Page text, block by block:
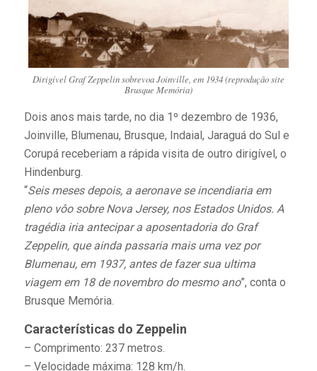
Dirigível Graf Zeppelin sobrevoa Joinville, em 1934 (reprodução site
Brusque Memória)
Dois anos mais tarde, no dia 1º dezembro de 1936,
Joinville, Blumenau, Brusque, Indaial, Jaraguá do Sul e
Corupá receberiam a rápida visita de outro dirigível, o
Hindenburg.
“Seis meses depois, a aeronave se incendiaria em
pleno vôo sobre Nova Jersey, nos Estados Unidos. A
tragédia iria antecipar a aposentadoria do Graf
Zeppelin, que ainda passaria mais uma vez por
Blumenau, em 1937, antes de fazer sua ultima
viagem em 18 de novembro do mesmo ano”, conta o
Brusque Memória.
Características do Zeppelin
– Comprimento: 237 metros.
– Velocidade máxima: 128 km/h.